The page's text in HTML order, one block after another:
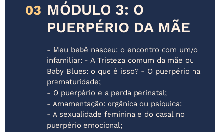
03 MÓDULO 3: O
PUERPÉRIO DA MÃE
- Meu bebê nasceu: o encontro com um/o
infamiliar: - A Tristeza comum da mãe ou
Baby Blues: o que é isso? - O puerpério na
prematuridade;
- O puerpério e a perda perinatal;
- Amamentação: orgânica ou psíquica:
- A sexualidade feminina e do casal no
puerpério emocional;